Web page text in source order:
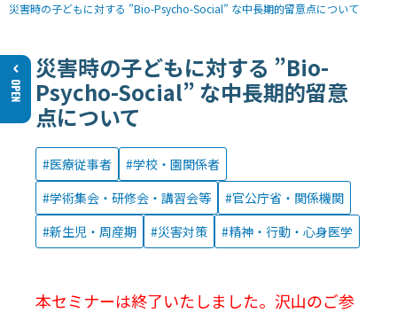
災害時の子どもに対する ”Bio-Psycho-Social” な中長期的留意点について
災害時の子どもに対する ”Bio-
Psycho-Social” な中長期的留意
点について
医療従事者
学校・園関係者
学術集会・研修会・講習会等
官公庁省・関係機関
新生児・周産期
災害対策 精神・行動・心身医学
本セミナーは終了いたしました。沢山のご参